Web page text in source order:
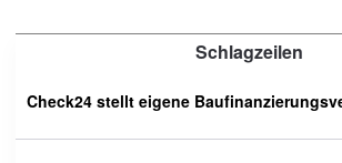
Schlagzeilen
Check24 stellt eigene